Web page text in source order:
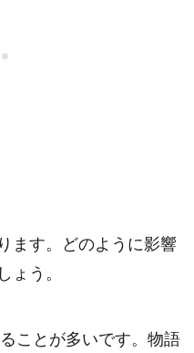
ます。どのように影響
ょう。
ことが多いです。物語